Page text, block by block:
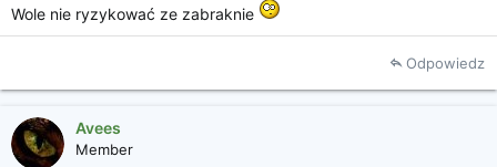
Wole nie ryzykować ze zabraknie
Odpowiedz
Avees
Member